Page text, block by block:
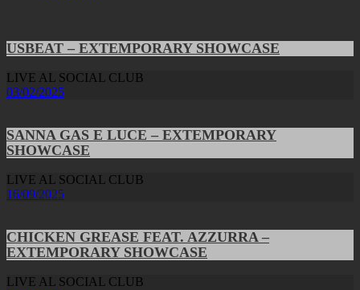
USBEAT – EXTEMPORARY SHOWCASE
LIVE AL SOCIAL CLUB
03/02/2025
SANNA GAS E LUCE – EXTEMPORARY
SHOWCASE
LIVE AL SOCIAL CLUB
16/09/2025
CHICKEN GREASE FEAT. AZZURRA –
EXTEMPORARY SHOWCASE
LIVE AL SOCIAL CLUB